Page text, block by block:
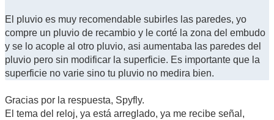
El pluvio es muy recomendable subirles las paredes, yo
compre un pluvio de recambio y le corté la zona del embudo
y se lo acople al otro pluvio, asi aumentaba las paredes del
pluvio pero sin modificar la superficie. Es importante que la
superficie no varie sino tu pluvio no medira bien.
Gracias por la respuesta, Spyfly.
El tema del reloj, ya está arreglado, ya me recibe señal,